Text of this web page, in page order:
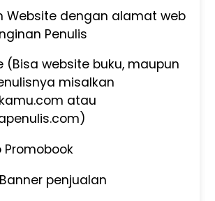
Website dengan alamat web
Penulis
(Bisa website buku, maupun
misalkan
atau
Promobook
penjualan